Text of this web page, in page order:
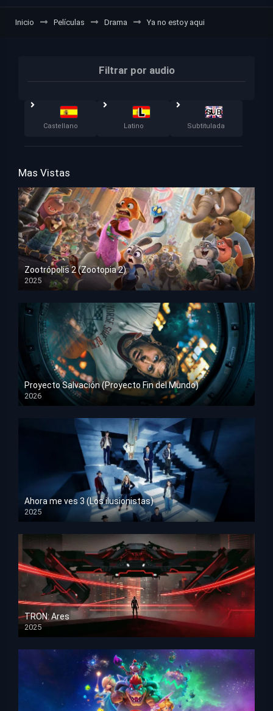
Inicio Películas Drama Ya no estoy aqui
Filtrar por audio
Castellano Latino Subtitulada
Mas Vistas
Zootrópolis 2 (Zootopia 2)
2025
HD 1080p
Proyecto Salvación (Proyecto Fin del Mundo)
2026
HD 1080p
Ahora me ves 3 (Los ilusionistas)
2025
HD 1080p
TRON: Ares
2025
HD 1080p